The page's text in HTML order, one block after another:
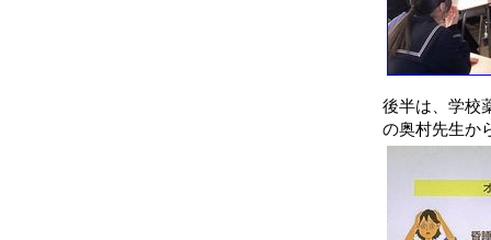
後半は、学校
の奥村先生か